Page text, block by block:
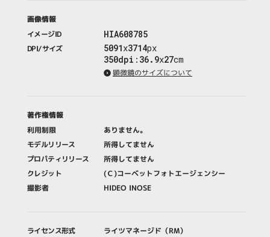
画像情報
イメージID
HIA608785
DPI/サイズ 5091x3714px
350dpi : 36.9x27cm
顕微鏡のサイズについて
著作権情報
利用制限
ありません。
モデルリリース
所得してません
プロパティリリース
所得してません
クレジット
(Ｃ)コーベットフォトエージェンシー
撮影者
HIDEO INOSE
ライセンス形式 ライツマネージド（RM）